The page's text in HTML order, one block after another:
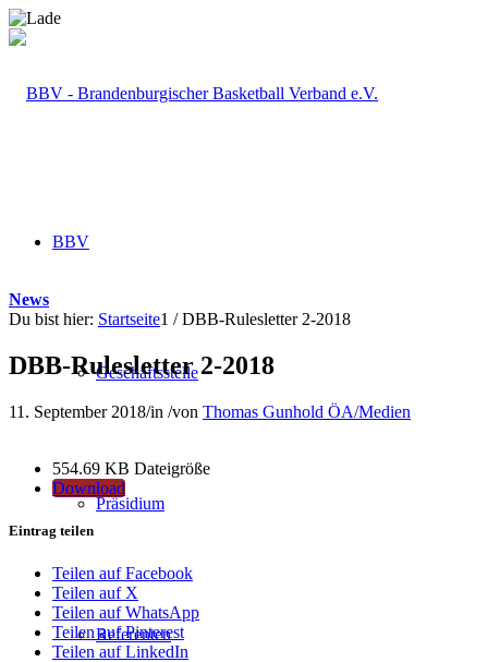
BBV
Geschäftsstelle
Präsidium
Referenten
News
Du bist hier: Startseite1 / DBB-Rulesletter 2-2018
DBB-Rulesletter 2-2018
11. September 2018/in /von Thomas Gunhold ÖA/Medien
554.69 KB Dateigröße
Download
Eintrag teilen
Teilen auf Facebook
Teilen auf X
Teilen auf WhatsApp
Teilen auf Pinterest
Teilen auf LinkedIn